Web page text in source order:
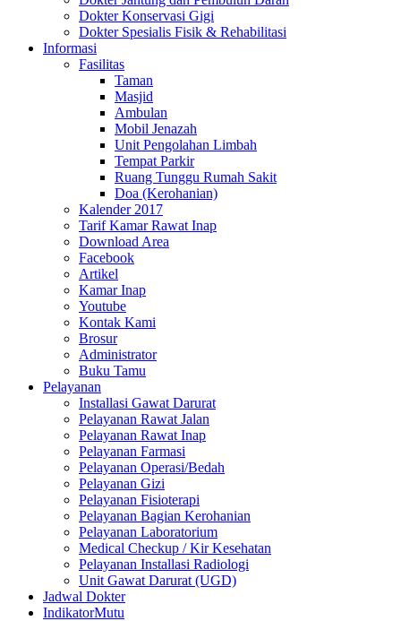
Dokter Konservasi Gigi
Dokter Spesialis Fisik & Rehabilitasi
Informasi
Fasilitas
Taman
Masjid
Ambulan
Mobil Jenazah
Unit Pengolahan Limbah
Tempat Parkir
Ruang Tunggu Rumah Sakit
Doa (Kerohanian)
Kalender 2017
Tarif Kamar Rawat Inap
Download Area
Facebook
Artikel
Kamar Inap
Youtube
Kontak Kami
Brosur
Administrator
Buku Tamu
Pelayanan
Installasi Gawat Darurat
Pelayanan Rawat Jalan
Pelayanan Rawat Inap
Pelayanan Farmasi
Pelayanan Operasi/Bedah
Pelayanan Gizi
Pelayanan Fisioterapi
Pelayanan Bagian Kerohanian
Pelayanan Laboratorium
Medical Checkup / Kir Kesehatan
Pelayanan Installasi Radiologi
Unit Gawat Darurat (UGD)
Jadwal Dokter
IndikatorMutu